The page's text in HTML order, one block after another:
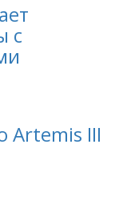
с
Artemis III